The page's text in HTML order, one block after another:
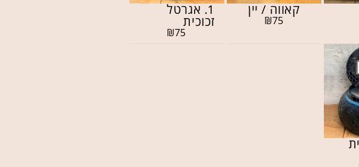
קאווה / יין
₪75
1. אגרטל
זכוכית
₪75